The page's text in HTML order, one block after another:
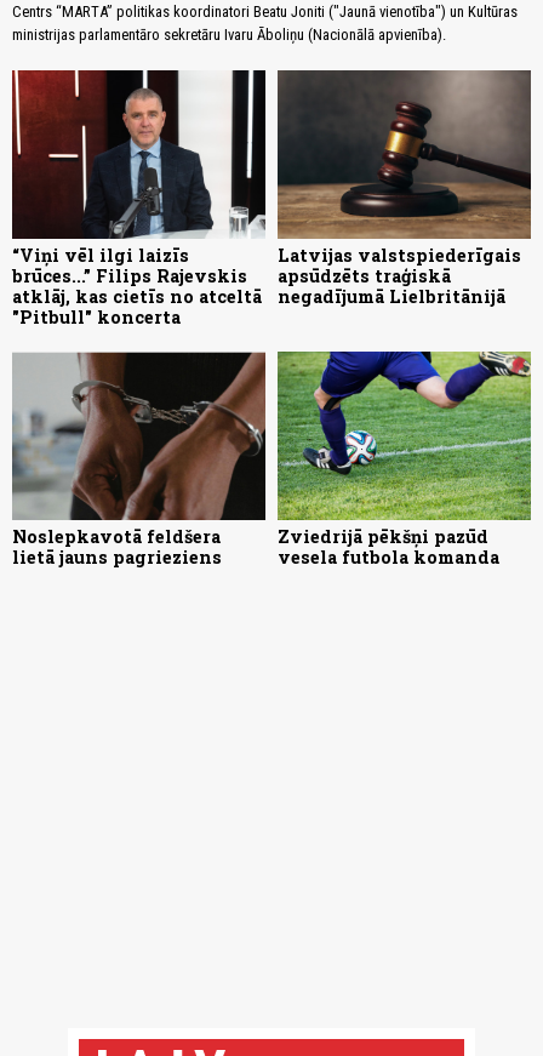
Centrs “MARTA” politikas koordinatori Beatu Joniti ("Jaunā vienotība") un Kultūras
ministrijas parlamentāro sekretāru Ivaru Āboliņu (Nacionālā apvienība).
“Viņi vēl ilgi laizīs
brūces...” Filips Rajevskis
atklāj, kas cietīs no atceltā
"Pitbull" koncerta
Latvijas valstspiederīgais
apsūdzēts traģiskā
negadījumā Lielbritānijā
Noslepkavotā feldšera
lietā jauns pagrieziens
Zviedrijā pēkšņi pazūd
vesela futbola komanda